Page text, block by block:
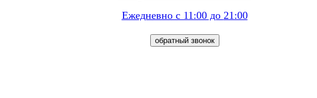
Ежедневно с 11:00 до 21:00
обратный звонок